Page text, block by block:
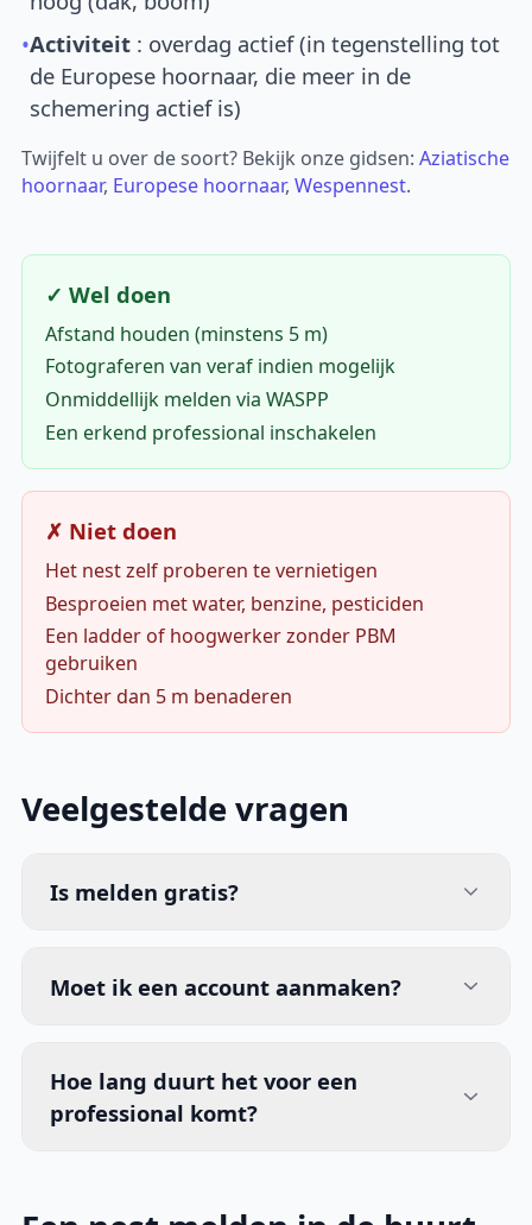
•Activiteit : overdag actief (in tegenstelling tot
de Europese hoornaar, die meer in de
schemering actief is)
Twijfelt u over de soort? Bekijk onze gidsen:Aziatische
hoornaar, Europese hoornaar,Wespennest.
✓ Wel doen
Afstand houden (minstens 5 m)
Fotograferen van veraf indien mogelijk
Onmiddellijk melden via WASPP
Een erkend professional inschakelen
✗ Niet doen
Het nest zelf proberen te vernietigen
Besproeien met water, benzine, pesticiden
Een ladder of hoogwerker zonder PBM
gebruiken
Dichter dan 5 m benaderen
Veelgestelde vragen
Is melden gratis?
Moet ik een account aanmaken?
Hoe lang duurt het voor een
professional komt?